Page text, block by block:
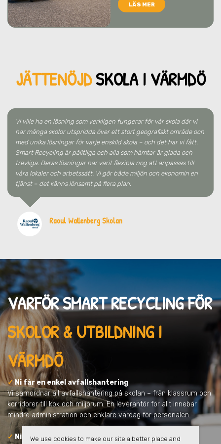
LÄS MER
JÄTTENÖJDSKOLA I VÄRMDÖ
Vi ville ha en lösning som verkligen fungerar för vår skola där vi
har många skolor utspridda över ett stort geografiskt område och
med unika lösningar för varje enskild skola – och det har vi fått.
Smart Recycling är pålitliga och alla som hämtar är glada och
trevliga. Deras lösningar har varit flexibla nog att anpassas till
våra lokaler och arbetssätt. Vi gör både miljön och ekonomin en
tjänst – det känns lönsamt på flera plan.
Raoul Wallenberg Skolan
VARFÖR SMART RECYCLING FÖR
SKOLOR & UTBILDNING I
VÄRMDÖ
✓ Ni får en enkel avfallshantering
Vi samordnar all avfallshantering på skolan – från klassrum och
korridorer till kök och miljörum. En leverantör för allt innebär
mindre administration och enklare vardag för personalen.
✓ Ni minskar skolans klimatpåverkan
We use cookies to make our site a better place and